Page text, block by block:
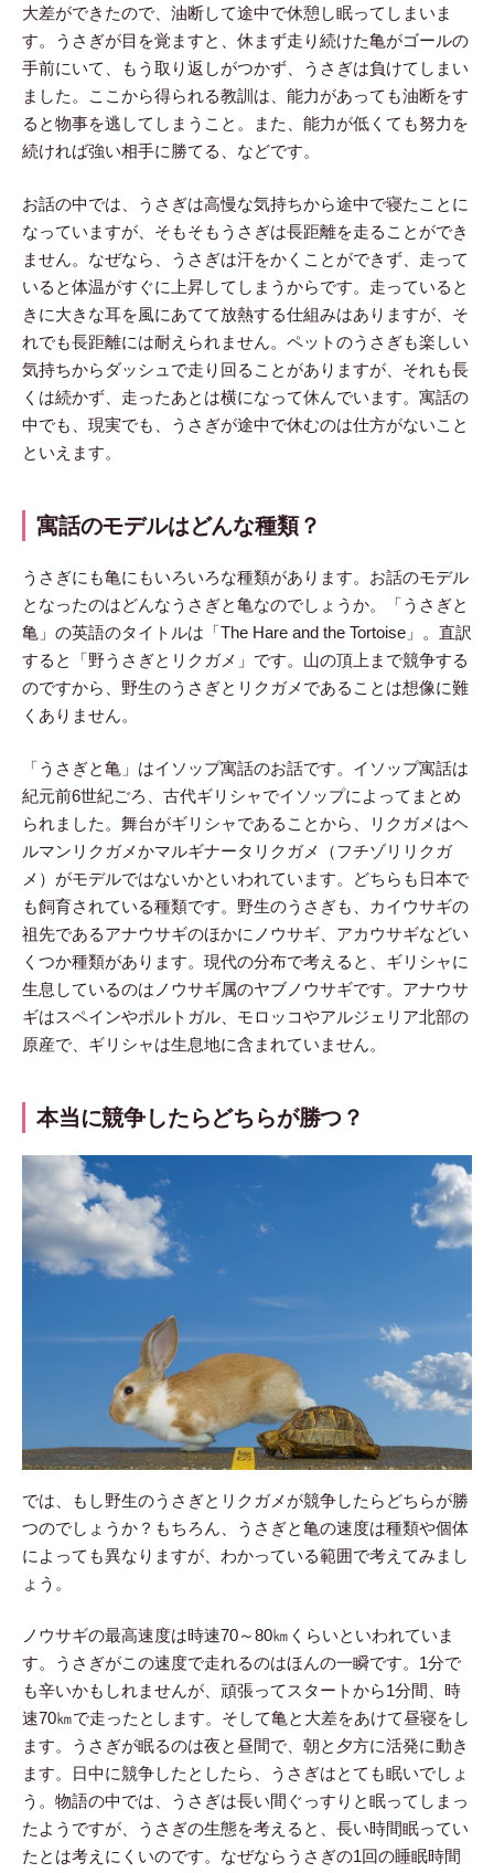
大差ができたので、油断して途中で休憩し眠ってしまいま
す。うさぎが目を覚ますと、休まず走り続けた亀がゴールの
手前にいて、もう取り返しがつかず、うさぎは負けてしまい
ました。ここから得られる教訓は、能力があっても油断をす
ると物事を逃してしまうこと。また、能力が低くても努力を
続ければ強い相手に勝てる、などです。
お話の中では、うさぎは高慢な気持ちから途中で寝たことに
なっていますが、そもそもうさぎは長距離を走ることができ
ません。なぜなら、うさぎは汗をかくことができず、走って
いると体温がすぐに上昇してしまうからです。走っていると
きに大きな耳を風にあてて放熱する仕組みはありますが、そ
れでも長距離には耐えられません。ペットのうさぎも楽しい
気持ちからダッシュで走り回ることがありますが、それも長
くは続かず、走ったあとは横になって休んでいます。寓話の
中でも、現実でも、うさぎが途中で休むのは仕方がないこと
といえます。
寓話のモデルはどんな種類？
うさぎにも亀にもいろいろな種類があります。お話のモデル
となったのはどんなうさぎと亀なのでしょうか。「うさぎと
亀」の英語のタイトルは「The Hare and the Tortoise」。直訳
すると「野うさぎとリクガメ」です。山の頂上まで競争する
のですから、野生のうさぎとリクガメであることは想像に難
くありません。
「うさぎと亀」はイソップ寓話のお話です。イソップ寓話は
紀元前6世紀ごろ、古代ギリシャでイソップによってまとめ
られました。舞台がギリシャであることから、リクガメはヘ
ルマンリクガメかマルギナータリクガメ（フチゾリリクガ
メ）がモデルではないかといわれています。どちらも日本で
も飼育されている種類です。野生のうさぎも、カイウサギの
祖先であるアナウサギのほかにノウサギ、アカウサギなどい
くつか種類があります。現代の分布で考えると、ギリシャに
生息しているのはノウサギ属のヤブノウサギです。アナウサ
ギはスペインやポルトガル、モロッコやアルジェリア北部の
原産で、ギリシャは生息地に含まれていません。
本当に競争したらどちらが勝つ？
では、もし野生のうさぎとリクガメが競争したらどちらが勝
つのでしょうか？もちろん、うさぎと亀の速度は種類や個体
によっても異なりますが、わかっている範囲で考えてみまし
ょう。
ノウサギの最高速度は時速70～80㎞くらいといわれていま
す。うさぎがこの速度で走れるのはほんの一瞬です。1分で
も辛いかもしれませんが、頑張ってスタートから1分間、時
速70㎞で走ったとします。そして亀と大差をあけて昼寝をし
ます。うさぎが眠るのは夜と昼間で、朝と夕方に活発に動き
ます。日中に競争したとしたら、うさぎはとても眠いでしょ
う。物語の中では、うさぎは長い間ぐっすりと眠ってしまっ
たようですが、うさぎの生態を考えると、長い時間眠ってい
たとは考えにくいのです。なぜならうさぎの1回の睡眠時間